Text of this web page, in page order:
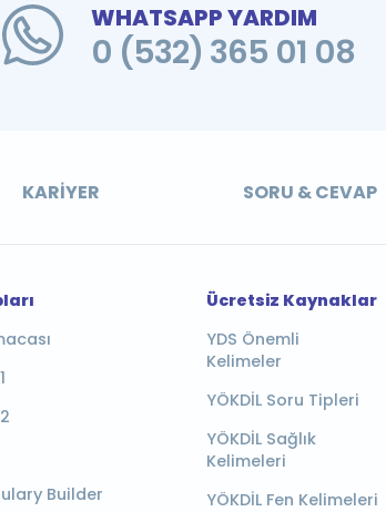
WHATSAPP YARDIM
0 (532) 365 01 08
KARIYER SORU & CEVAP
Builder
Ücretsiz Kaynaklar
YDS Önemli
Kelimeler
YÖKDİL Soru Tipleri
YÖKDİL Sağlık
Kelimeleri
YÖKDİL Fen Kelimeleri